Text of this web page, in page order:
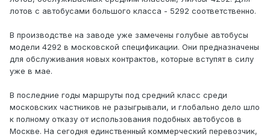
лотов с автобусами большого класса - 5292 соответственно.
В производстве на заводе уже замечены голубые автобусы
модели 4292 в московской спецификации. Они предназначены
для обслуживания новых контрактов, которые вступят в силу
уже в мае.
В последние годы маршруты под средний класс среди
московских частников не разыгрывали, и глобально дело шло
к полному отказу от использования подобных автобусов в
Москве. На сегодня единственный коммерческий перевозчик,